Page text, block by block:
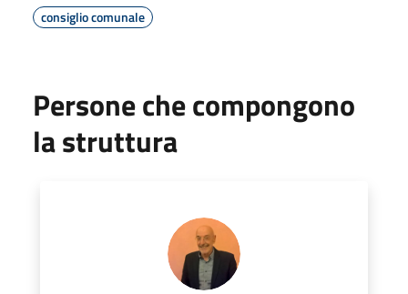
consiglio comunale
Persone che compongono
la struttura